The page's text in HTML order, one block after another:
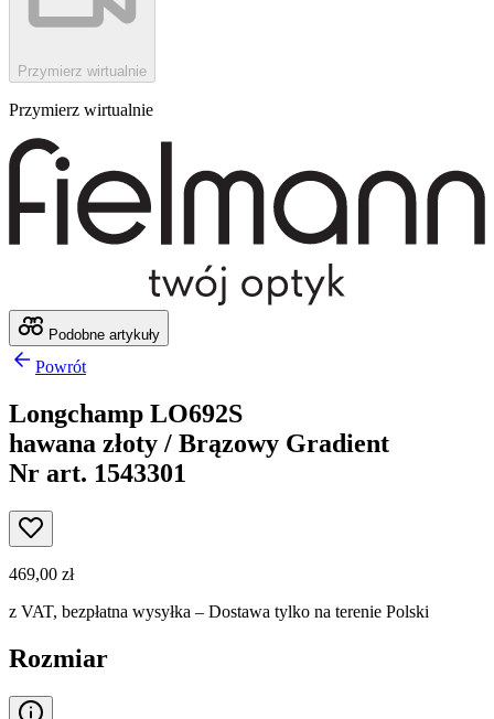
Przymierz wirtualnie
Przymierz wirtualnie
Podobne artykuły
Powrót
Longchamp LO692S
hawana złoty / Brązowy Gradient
Nr art. 1543301
469,00 zł
z VAT, bezpłatna wysyłka – Dostawa tylko na terenie Polski
Rozmiar